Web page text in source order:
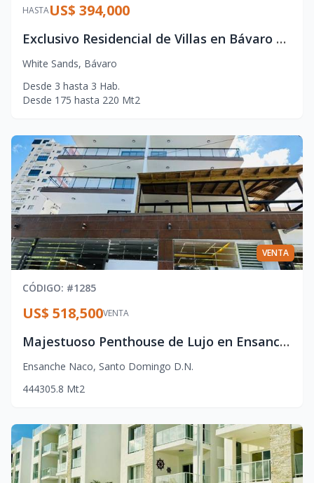
HASTAUS$ 394,000
Exclusivo Residencial de Villas en Bávaro con Acceso Privado a Playa
White Sands, Bávaro
Desde 3 hasta 3 Hab.
Desde 175 hasta 220 Mt2
VENTA
CÓDIGO: #1285
VENTA
US$ 518,500
Majestuoso Penthouse de Lujo en Ensanche Naco – Santo Domingo DN
Ensanche Naco, Santo Domingo D.N.
444305.8 Mt2